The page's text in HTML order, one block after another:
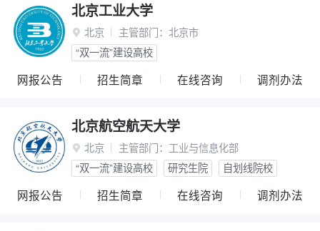
北京工业大学
 北京 主管部门： 北京市
“双一流”建设高校
网报公告 招生简章 在线咨询 调剂办法
北京航空航天大学
 北京 主管部门： 工业与信息化部
“双一流”建设高校
研究生院 自划线院校
网报公告 招生简章 在线咨询 调剂办法